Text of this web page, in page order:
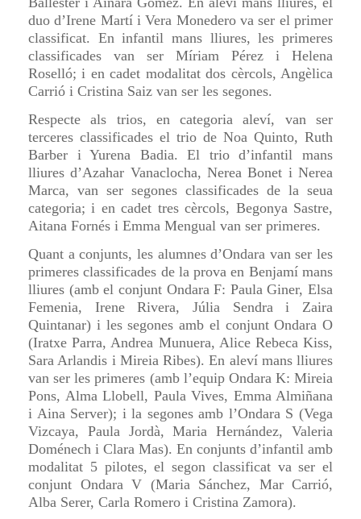
duo d’Irene Martí i Vera Monedero va ser el primer
classificat. En infantil mans lliures, les primeres
classificades van ser Míriam Pérez i Helena
Roselló; i en cadet modalitat dos cèrcols, Angèlica
Carrió i Cristina Saiz van ser les segones.
Respecte als trios, en categoria aleví, van ser
terceres classificades el trio de Noa Quinto, Ruth
Barber i Yurena Badia. El trio d’infantil mans
lliures d’Azahar Vanaclocha, Nerea Bonet i Nerea
Marca, van ser segones classificades de la seua
categoria; i en cadet tres cèrcols, Begonya Sastre,
Aitana Fornés i Emma Mengual van ser primeres.
Quant a conjunts, les alumnes d’Ondara van ser les
primeres classificades de la prova en Benjamí mans
lliures (amb el conjunt Ondara F: Paula Giner, Elsa
Femenia, Irene Rivera, Júlia Sendra i Zaira
Quintanar) i les segones amb el conjunt Ondara O
(Iratxe Parra, Andrea Munuera, Alice Rebeca Kiss,
Sara Arlandis i Mireia Ribes). En aleví mans lliures
van ser les primeres (amb l’equip Ondara K: Mireia
Pons, Alma Llobell, Paula Vives, Emma Almiñana
i Aina Server); i la segones amb l’Ondara S (Vega
Vizcaya, Paula Jordà, Maria Hernández, Valeria
Doménech i Clara Mas). En conjunts d’infantil amb
modalitat 5 pilotes, el segon classificat va ser el
conjunt Ondara V (Maria Sánchez, Mar Carrió,
Alba Serer, Carla Romero i Cristina Zamora).